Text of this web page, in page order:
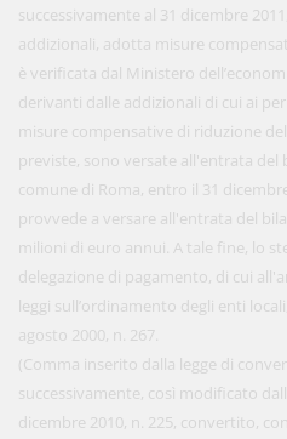
successivamente al 31 dicembre
addizionali, adotta misure
è verificata dal Ministero
derivanti dalle addizionali di cui ai
misure compensative di riduzione
previste, sono versate all'entrata del
comune di Roma, entro il 31
provvede a versare all'entrata del
milioni di euro annui. A tale fine, lo
delegazione di pagamento, di cui
leggi sull’ordinamento degli enti
agosto 2000, n. 267.
(Comma inserito dalla legge di
successivamente, così modificato
dicembre 2010, n. 225, convertito,